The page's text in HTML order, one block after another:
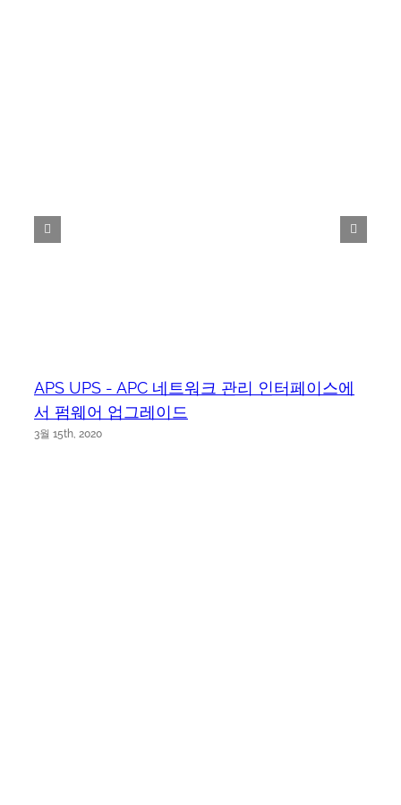
APS UPS - APC 네트워크 관리 인터페이스에
서 펌웨어 업그레이드
3월 15th, 2020